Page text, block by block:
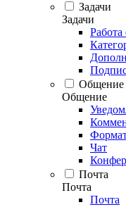
Задачи
Задачи
Работа
Общение
Общение
Чат
Почта
Почта
Почта